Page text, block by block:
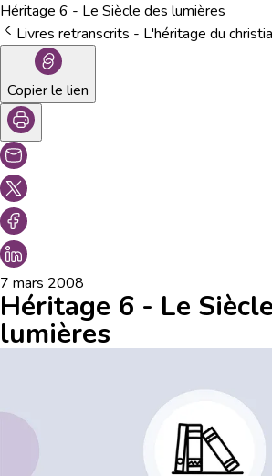
Héritage 6 - Le Siècle des lumières
Livres retranscrits - L'héritage du
Copier le lien
7 mars 2008
Héritage 6 - Le
lumières